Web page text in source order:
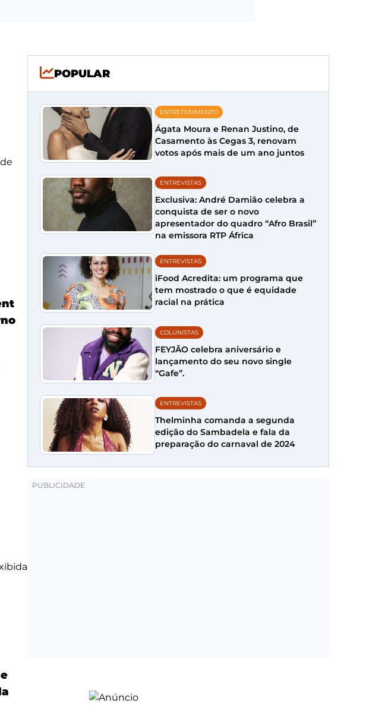
POPULAR
ENTRETENIMENTO
Ágata Moura e Renan Justino, de
Casamento às Cegas 3, renovam
votos após mais de um ano juntos
ENTREVISTAS
Exclusiva: André Damião celebra a
conquista de ser o novo
apresentador do quadro “Afro Brasil”
na emissora RTP África
ENTREVISTAS
iFood Acredita: um programa que
tem mostrado o que é equidade
racial na prática
COLUNISTAS
FEYJÃO celebra aniversário e
lançamento do seu novo single
“Gafe”.
ENTREVISTAS
Thelminha comanda a segunda
edição do Sambadela e fala da
preparação do carnaval de 2024